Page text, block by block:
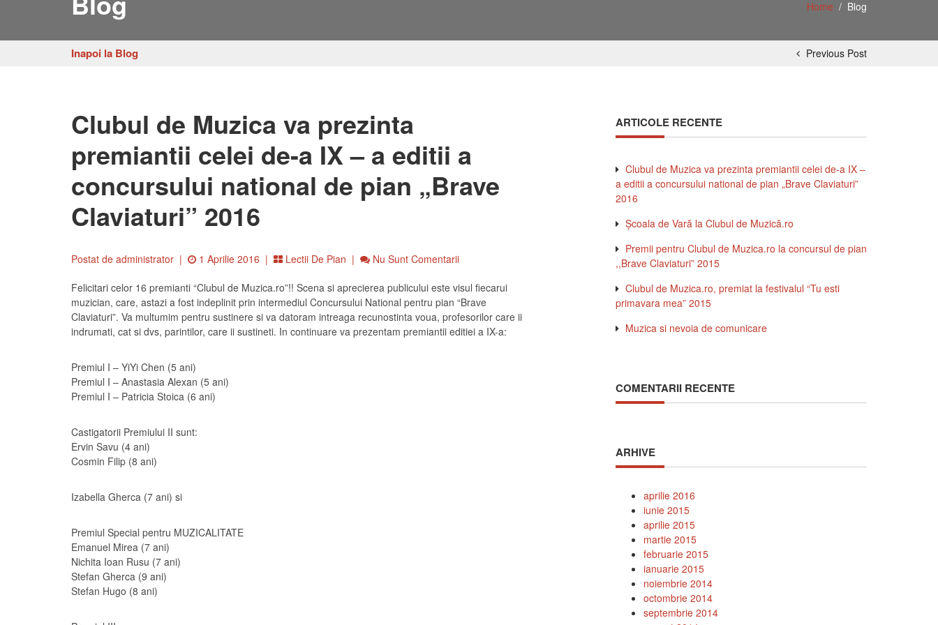
Home / Blog
Inapoi la Blog Previous Post
Clubul de Muzica va prezinta
premiantii celei de-a IX – a editii a
concursului national de pian „Brave
Claviaturi” 2016
Postat de administrator | 1 Aprilie 2016 | Lectii De Pian | Nu Sunt Comentarii
Felicitari celor 16 premianti “Clubul de Muzica.ro”!! Scena si aprecierea publicului este visul fiecarui
muzician, care, astazi a fost indeplinit prin intermediul Concursului National pentru pian “Brave
Claviaturi”. Va multumim pentru sustinere si va datoram intreaga recunostinta voua, profesorilor care ii
indrumati, cat si dvs, parintilor, care ii sustineti. In continuare va prezentam premiantii editiei a IX-a:
Premiul I – YiYi Chen (5 ani)
Premiul I – Anastasia Alexan (5 ani)
Premiul I – Patricia Stoica (6 ani)
Castigatorii Premiului II sunt:
Ervin Savu (4 ani)
Cosmin Filip (8 ani)
Izabella Gherca (7 ani) si
Premiul Special pentru MUZICALITATE
Emanuel Mirea (7 ani)
Nichita Ioan Rusu (7 ani)
Stefan Gherca (9 ani)
Stefan Hugo (8 ani)
ARTICOLE RECENTE
Clubul de Muzica va prezinta premiantii celei de-a IX –
a editii a concursului national de pian „Brave Claviaturi”
2016
Şcoala de Vară la Clubul de Muzică.ro
Premii pentru Clubul de Muzica.ro la concursul de pian
,,Brave Claviaturi” 2015
Clubul de Muzica.ro, premiat la festivalul “Tu esti
primavara mea” 2015
Muzica si nevoia de comunicare
COMENTARII RECENTE
ARHIVE
aprilie 2016
iunie 2015
aprilie 2015
martie 2015
februarie 2015
ianuarie 2015
noiembrie 2014
octombrie 2014
septembrie 2014